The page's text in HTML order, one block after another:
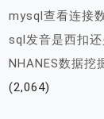
mysql查看连接
sql发音是西扣
NHANES数据挖
(2,064)